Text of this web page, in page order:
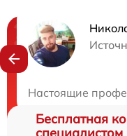
Настоящие
Нужна
Бесплатная
специалистом